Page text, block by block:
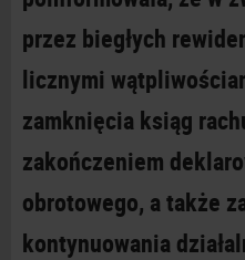
przez biegłych
licznymi
zamknięcia ksiąg
zakończeniem
obrotowego, a także
kontynuowania